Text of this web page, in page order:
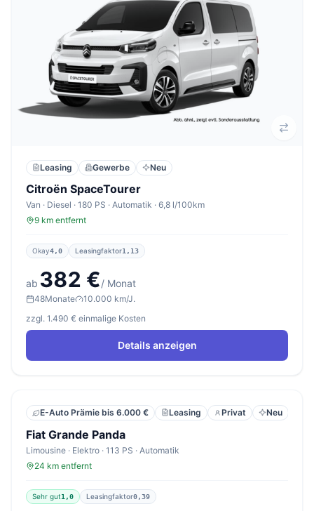
Leasing Gewerbe Neu
Citroën SpaceTourer
Van · Diesel · 180 PS · Automatik · 6,8 l/100km
9 km entfernt
Okay4,0 Leasingfaktor1,13
ab 382 €/ Monat
48Monate
10.000 km/J.
zzgl. 1.490 € einmalige Kosten
Details anzeigen
E-Auto Prämie bis 6.000 € Leasing Privat Neu
Fiat Grande Panda
Limousine · Elektro · 113 PS · Automatik
24 km entfernt
Sehr gut1,0 Leasingfaktor0,39